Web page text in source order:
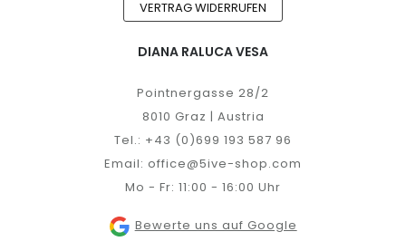
VERTRAG WIDERRUFEN
DIANA RALUCA VESA
Pointnergasse 28/2
8010 Graz | Austria
Tel.: +43 (0)699 193 587 96
Email: office@5ive-shop.com
Mo - Fr: 11:00 - 16:00 Uhr
Bewerte uns auf Google